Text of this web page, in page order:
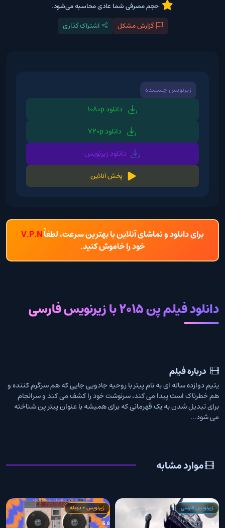
حجم مصرفی شما عادی محاسبه می‌شود.
گزارش مشکل
اشتراک گذاری
زیرنویس چسبیده
دانلود 1080p
دانلود 720p
دانلود زیرنویس
پخش آنلاین
برای دانلود و تماشای آنلاین با بهترین سرعت، لطفاًV.P.N
خود را خاموش کنید.
دانلود فیلم پن 2015 با زیرنویس فارسی
درباره فیلم
یتیم دوازده ساله ای به نام پیتر با روحیه جادویی جایی که هم سرگرم کننده و
هم خطرناک است پیدا می کند، سرنوشت خود را کشف می کند و سرانجام
برای تبدیل شدن به یک قهرمانی که برای همیشه با عنوان پیتر پن شناخته
می شود...
موارد مشابه
5.4
زیرنویس فارسی
6.8
زیرنویس + دوبله